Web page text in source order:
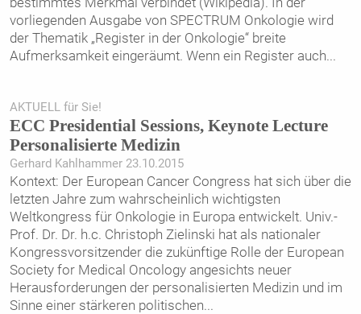
vorliegenden Ausgabe von SPECTRUM Onkologie wird
der Thematik „Register in der Onkologie“ breite
Aufmerksamkeit eingeräumt. Wenn ein Register auch...
AKTUELL für Sie!
ECC Presidential Sessions, Keynote Lecture
Personalisierte Medizin
Gerhard Kahlhammer 23.10.2015
Kontext: Der European Cancer Congress hat sich über die
letzten Jahre zum wahrscheinlich wichtigsten
Weltkongress für Onkologie in Europa entwickelt. Univ.-
Prof. Dr. Dr. h.c. Christoph Zielinski hat als nationaler
Kongressvorsitzender die zukünftige Rolle der European
Society for Medical Oncology angesichts neuer
Herausforderungen der personalisierten Medizin und im
Sinne einer stärkeren politischen...